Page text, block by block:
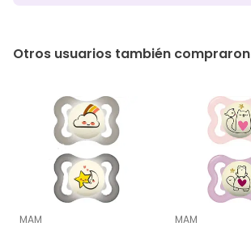
Otros usuarios también compraron
MAM MAM